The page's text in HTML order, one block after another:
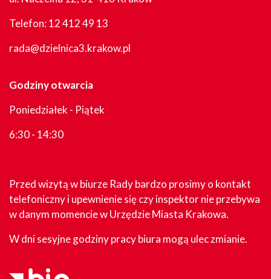
Telefon:12 412 49 13
rada@dzielnica3.krakow.pl
Godziny otwarcia
Poniedziałek - Piątek
6:30 - 14:30
Przed wizytą w biurze Rady bardzo prosimy o kontakt
telefoniczny i upewnienie się czy inspektor nie przebywa
w danym momencie w Urzędzie Miasta Krakowa.
W dni sesyjne godziny pracy biura mogą ulec zmianie.